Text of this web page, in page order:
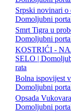
Srpski novinari
Domoljubni
Smrt Tigra u
Domoljubni
KOSTRIĆI -
SELO |
rata
Bolna ispovijest
Domoljubni
Opsada
Domoljubni